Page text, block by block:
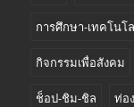
การศึกษา-เทคโนโ
กิจกรรมเพื่อสังคม
ช็อป-ชิม-ชิล ท่อ